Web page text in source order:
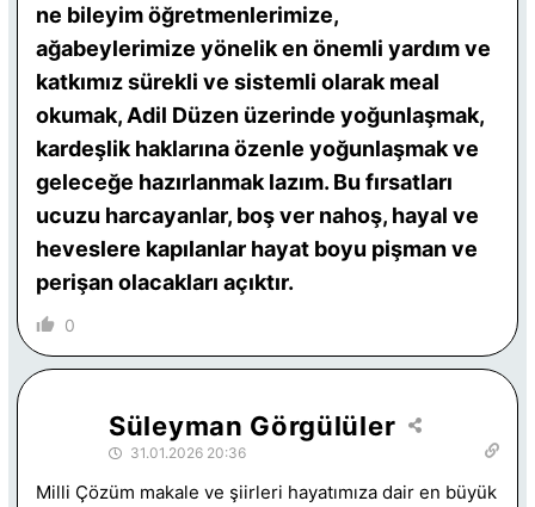
ne bileyim öğretmenlerimize,
ağabeylerimize yönelik en önemli yardım ve
katkımız sürekli ve sistemli olarak meal
okumak, Adil Düzen üzerinde yoğunlaşmak,
kardeşlik haklarına özenle yoğunlaşmak ve
geleceğe hazırlanmak lazım. Bu fırsatları
ucuzu harcayanlar, boş ver nahoş, hayal ve
heveslere kapılanlar hayat boyu pişman ve
perişan olacakları açıktır.
0
Süleyman Görgülüler
31.01.2026 20:36
Milli Çözüm makale ve şiirleri hayatımıza dair en büyük